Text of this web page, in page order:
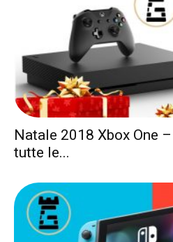
Natale 2018 Xbox One
tutte le...